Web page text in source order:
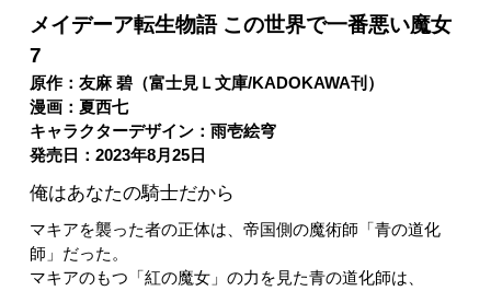
メイデーア転生物語 この世界で一番悪い魔女
7
原作：友麻 碧（富士見Ｌ文庫/KADOKAWA刊）
漫画：夏西七
キャラクターデザイン：雨壱絵穹
発売日：2023年8月25日
俺はあなたの騎士だから
マキアを襲った者の正体は、帝国側の魔術師「青の道化
師」だった。
マキアのもつ「紅の魔女」の力を見た青の道化師は、